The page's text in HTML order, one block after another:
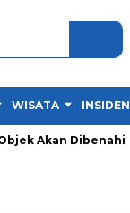
WISATA INSIDEN
Akan Dibenahi